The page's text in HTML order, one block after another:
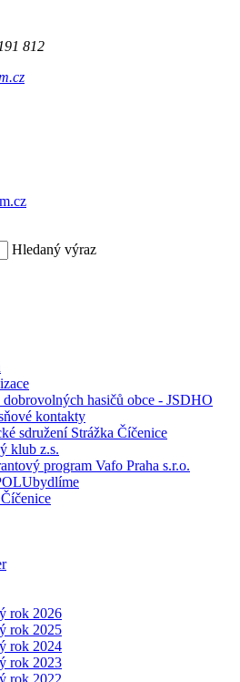
812
Hledaný výraz
dobrovolných hasičů obce - JSDHO
kontakty
sdružení Strážka Číčenice
klub z.s.
program Vafo Praha s.r.o.
rok 2026
rok 2025
rok 2024
rok 2023
rok 2022